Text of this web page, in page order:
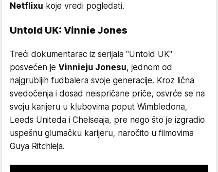
Netflixu koje vredi pogledati.
Untold UK: Vinnie Jones
Treći dokumentarac iz serijala "Untold UK"
posvećen je Vinnieju Jonesu, jednom od
najgrubljih fudbalera svoje generacije. Kroz lična
svedočenja i dosad neispričane priče, osvrće se na
svoju karijeru u klubovima poput Wimbledona,
Leeds Uniteda i Chelseaja, pre nego što je izgradio
uspešnu glumačku karijeru, naročito u filmovima
Guya Ritchieja.